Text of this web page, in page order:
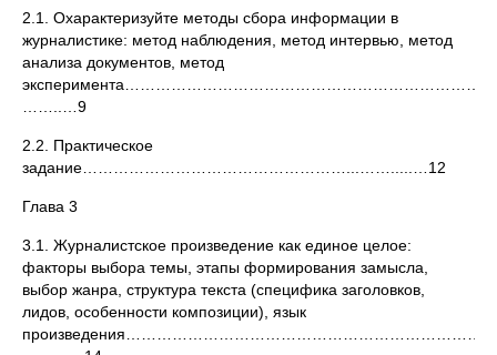
2.1. Охарактеризуйте методы сбора информации в
журналистике: метод наблюдения, метод интервью, метод
анализа документов, метод
……..…9
2.2. Практическое
задание……………………………………………...…….....…12
Глава 3
3.1. Журналистское произведение как единое целое:
факторы выбора темы, этапы формирования замысла,
выбор жанра, структура текста (специфика заголовков,
лидов, особенности композиции), язык
произведения……………………………………………………………..